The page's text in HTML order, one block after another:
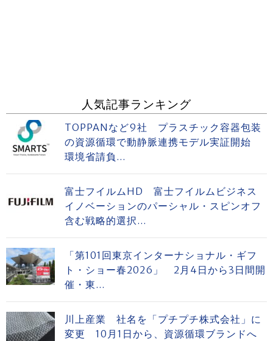
人気記事ランキング
TOPPANなど9社 プラスチック容器包装
の資源循環で動静脈連携モデル実証開始
環境省請負...
富士フイルムHD 富士フイルムビジネス
イノベーションのパーシャル・スピンオフ
含む戦略的選択...
「第101回東京インターナショナル・ギフ
ト・ショー春2026」 2月4日から3日間開
催・東...
川上産業 社名を「プチプチ株式会社」に
変更 10月1日から、資源循環ブランドへ